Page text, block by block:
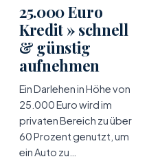
25.000 Euro
Kredit » schnell
& günstig
aufnehmen
Ein Darlehen in Höhe von
25.000 Euro wird im
privaten Bereich zu über
60 Prozent genutzt, um
ein Auto zu…